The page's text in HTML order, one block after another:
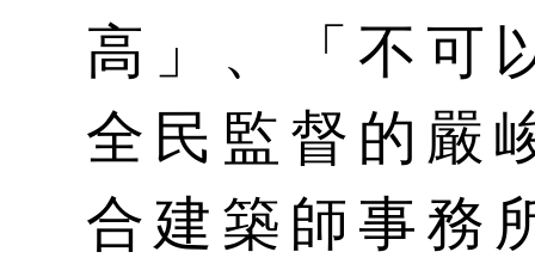
高」、「不可
全民監督的嚴
合建築師事務